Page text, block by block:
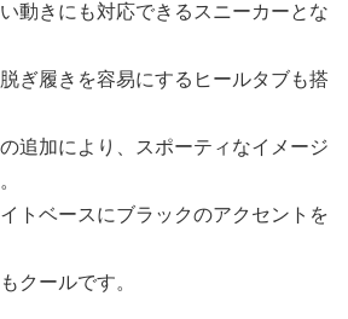
動きにも対応できるスニーカーとな
ぎ履きを容易にするヒールタブも搭
追加により、スポーティなイメージ
トベースにブラックのアクセントを
クールです。